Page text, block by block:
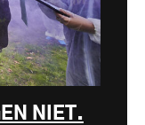
NIET.